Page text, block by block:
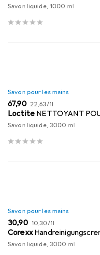
Savon liquide, 1000 ml
Savon pour les mains
EUR
67,90 EUR
22,63/1l
Loctite NETTOYANT
Savon liquide, 3000 ml
Savon pour les mains
EUR
30,90 EUR
10,30/1l
Corexx
Savon liquide, 3000 ml